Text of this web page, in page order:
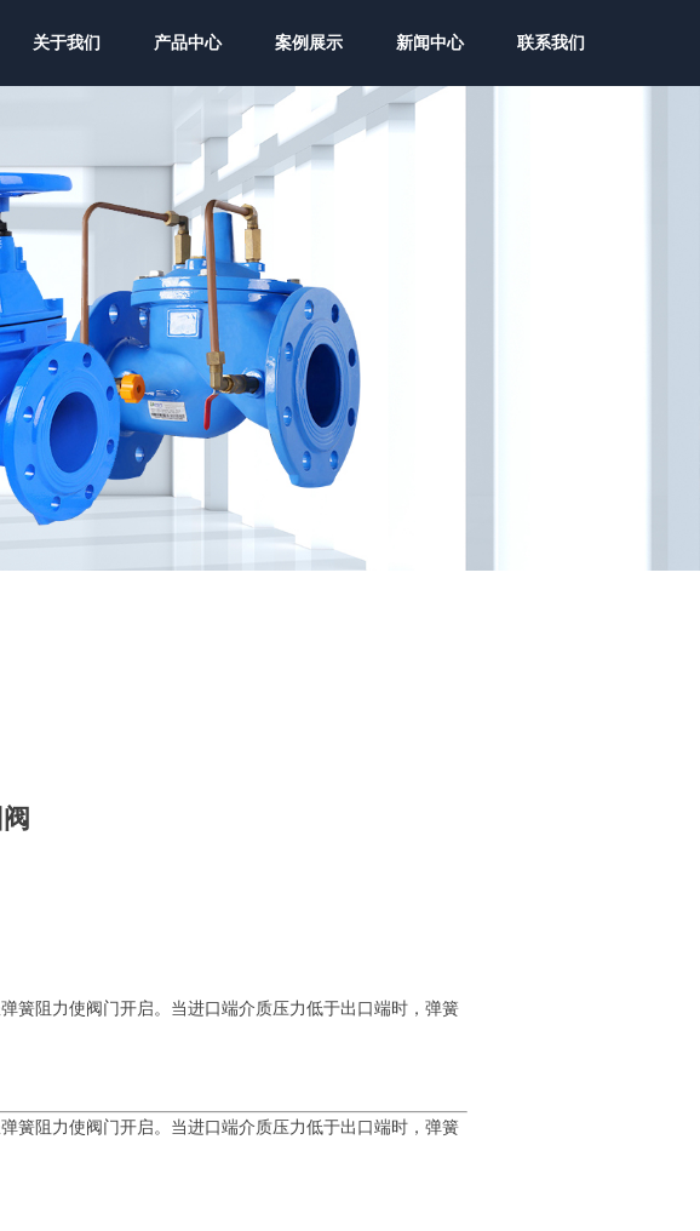
关于我们 产品中心 案例展示 新闻中心 联系我们
簧阻力使阀门开启。当进口端介质压力低于出口端时，弹簧
簧阻力使阀门开启。当进口端介质压力低于出口端时，弹簧